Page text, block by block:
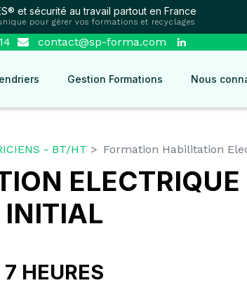
et sécurité au travail partout en France
pour gérer vos formations et recyclages
contact@sp-forma.com
Gestion Formations Nous
- BT/HT Formation Habilitation
INITIAL
7 HEURES